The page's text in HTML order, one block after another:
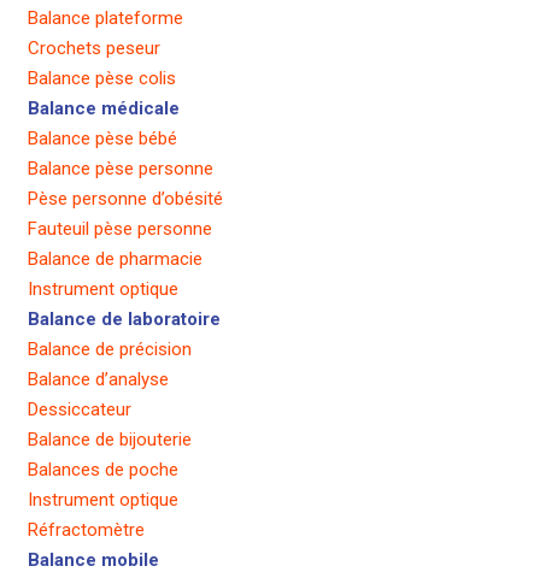
Balance plateforme
Crochets peseur
Balance pèse colis
Balance médicale
Balance pèse bébé
Balance pèse personne
Pèse personne d’obésité
Fauteuil pèse personne
Balance de pharmacie
Instrument optique
Balance de laboratoire
Balance de précision
Balance d’analyse
Dessiccateur
Balance de bijouterie
Balances de poche
Instrument optique
Réfractomètre
Balance mobile